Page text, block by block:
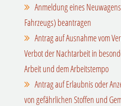
Anmeldung eines
Fahrzeugs) beantragen
Antrag auf Ausnahme vom
Verbot der Nachtarbeit in
Arbeit und dem Arbeitstempo
Antrag auf Erlaubnis oder
von gefährlichen Stoffen und